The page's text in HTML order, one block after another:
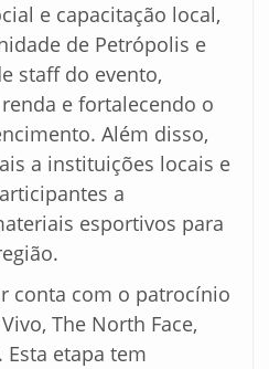
e capacitação local,
de Petrópolis e
staff do evento,
e fortalecendo o
Além disso,
a instituições locais e
a
esportivos para
conta com o patrocínio
The North Face,
Esta etapa tem